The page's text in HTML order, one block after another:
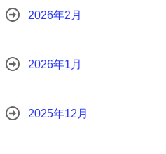
2026年2月
2026年1月
2025年12月